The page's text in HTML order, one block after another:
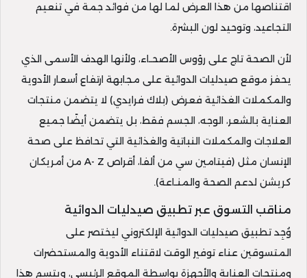
اقتناصها من هذا العرض لما لها من فوائد جمة في تنعيم
التجاعيد، وتوحيد لون البشرة.
لأن الصحة تاج على رؤوس الأصحـاء، ولأنها الهدف الأسمى الذي
يحفز موقع صيدليات الدوائية على مجابهة ارتفاع أسعار الأدوية
والمكملات الغذائية فعرض (بلاك فرايدي) لا يتضمن منتجات
العناية بالشعر، الوجه، الجسم فقط، بل يتضمن أيضًا جميع
العلاجات والمكملات النباتية والغذائية التي تحافظ على صحة
الإنسان مثل (فيتامين سي من ألفا، أقراص A- Z من أمريكان
كريشن لدعم الصحة والمنـاعة).
مناقب التسوق عبر تطبيق صيدليات الدوائية
وُجِد تطبيق صيدليات الدوائية الإلكتروني ليختصر على
المتسوقين عناء توفير الوقت لاقتناء الأدوية والمستحضرات
ومنتجات العناية والأجهزة بواسطة الموقع الرئيسي، ويتسم هذا